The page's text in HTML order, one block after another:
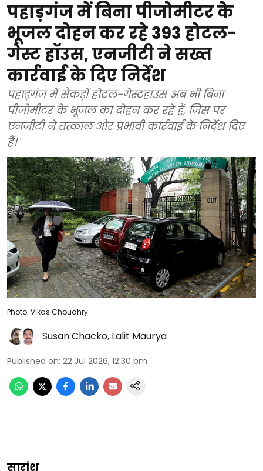
पहाड़गंज में बिना पीजोमीटर के
भूजल दोहन कर रहे 393 होटल-
गेस्ट हॉउस, एनजीटी ने सख्त
कार्रवाई के दिए निर्देश
पहाड़गंज में सैकड़ों होटल-गेस्टहाउस अब भी बिना
पीजोमीटर के भूजल का दोहन कर रहे हैं, जिस पर
एनजीटी ने तत्काल और प्रभावी कार्रवाई के निर्देश दिए
हैं।
Photo: Vikas Choudhry
Susan Chacko, Lalit Maurya
Published on: 22 Jul 2026, 12:30 pm
सारांश